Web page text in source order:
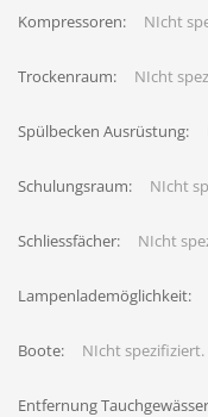
Kompressoren: NIcht
Trockenraum: NIcht
Spülbecken Ausrüstung:
Schulungsraum: NIcht
Schliessfächer: NIcht
Lampenlademöglichkeit:
Boote: NIcht spezifiziert.
Entfernung